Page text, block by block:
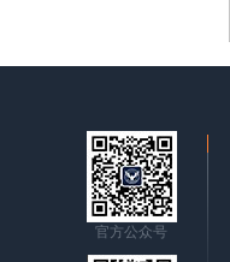
官方公众号